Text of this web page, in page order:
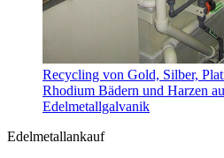
Recycling von Gold, Silber,
Rhodium Bädern und Harzen
Edelmetallgalvanik
Edelmetallankauf